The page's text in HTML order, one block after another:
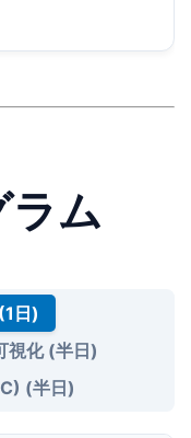
ラム
日)
視化 (半日)
(半日)